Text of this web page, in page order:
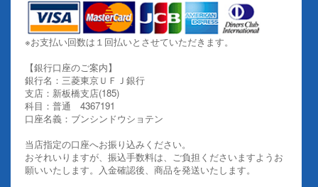
※お支払い回数は１回払いとさせていただきます。
【銀行口座のご案内】
銀行名：三菱東京ＵＦＪ銀行
支店：新板橋支店(185)
科目：普通 4367191
口座名義：ブンシンドウショテン
当店指定の口座へお振り込みください。
おそれいりますが、振込手数料は、ご負担くださいますようお
願いいたします。入金確認後、商品を発送いたします。